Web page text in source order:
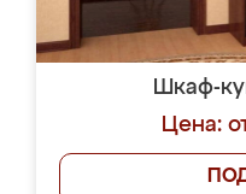
Шкаф-
Цена: